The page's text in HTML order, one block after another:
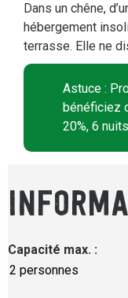
Dans un chêne,
hébergement
terrasse. Elle ne
Astuce :
bénéficiez
20%, 6
Capacité max. :
2 personnes